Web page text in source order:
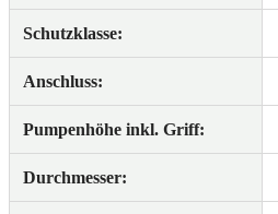
Schutzklasse:
Anschluss:
Pumpenhöhe inkl. Griff:
Durchmesser: